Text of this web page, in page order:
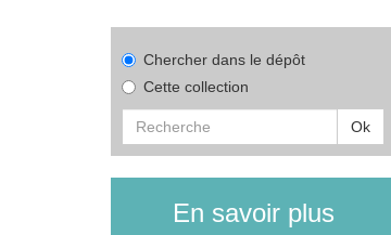
Chercher dans le dépôt
Cette collection
Ok
En savoir plus